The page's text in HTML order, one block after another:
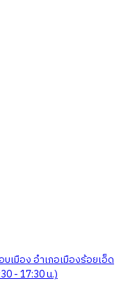
เมือง อำเภอเมืองร้อยเอ็ด
- 17:30 น.)